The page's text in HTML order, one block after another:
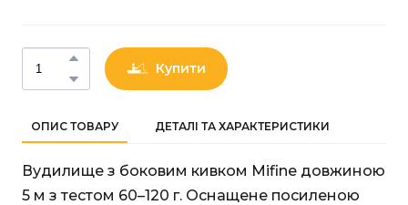
Купити
ОПИС ТОВАРУ ДЕТАЛІ ТА ХАРАКТЕРИСТИКИ
Вудилище з боковим кивком Mifine довжиною
5 м з тестом 60–120 г. Оснащене посиленою